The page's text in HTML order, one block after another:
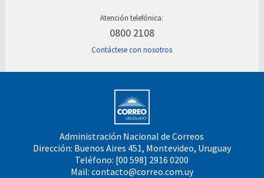
Atención telefónica:
0800 2108
Contáctese con nosotros
Administración Nacional de Correos
Dirección: Buenos Aires 451, Montevideo, Uruguay
Teléfono: [00 598] 2916 0200
Mail: contacto@correo.com.uy